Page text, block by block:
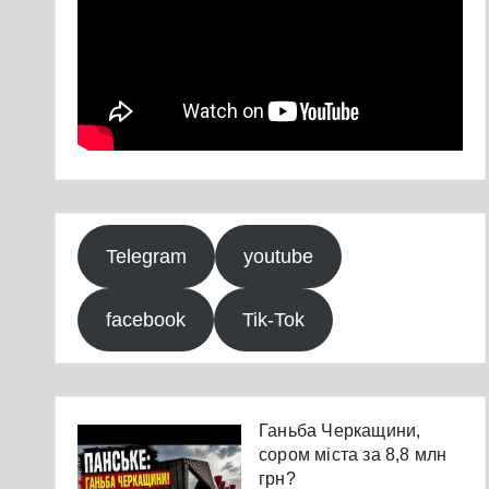
Telegram youtube
facebook Tik-Tok
Ганьба Черкащини,
сором міста за 8,8 млн
грн?